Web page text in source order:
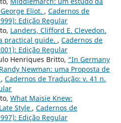
Eliot. , Cadernos de
Edição Regular
Landers, Clifford E. Clevedon.
practical guide. , Cadernos de
Edição Regular
Henriques Britto, “In Germany
Newman: uma Proposta de
, Cadernos de Tradução: v. 41 n.
What Maisie Knew:
Style , Cadernos de
Edição Regular